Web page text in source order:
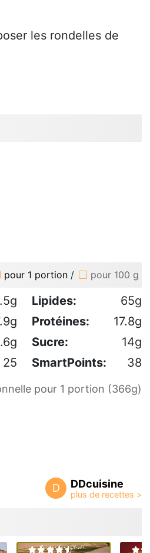
les rondelles de
pour 1 portion / pour 100 g
Lipides:
65g
Protéines:
17.8g
Sucre:
14g
25 SmartPoints: 38
pour 1 portion (366g)
D DDcuisine